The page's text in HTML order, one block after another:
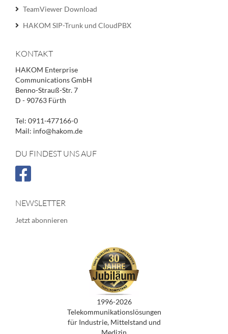
TeamViewer Download
HAKOM SIP-Trunk und CloudPBX
KONTAKT
HAKOM Enterprise
Communications GmbH
Benno-Strauß-Str. 7
D - 90763 Fürth
Tel: 0911-477166-0
Mail: info@hakom.de
DU FINDEST UNS AUF
NEWSLETTER
Jetzt abonnieren
1996-2026
Telekommunikationslösungen
für Industrie, Mittelstand und
Medizin